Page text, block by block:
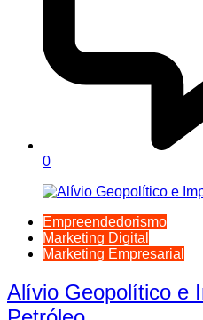
0
Empreendedorismo
Marketing Digital
Marketing Empresarial
Alívio Geopolítico e